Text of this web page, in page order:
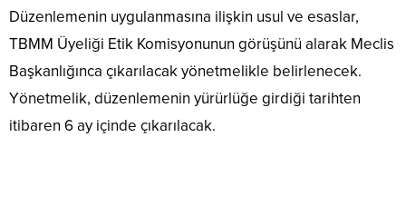
Düzenlemenin uygulanmasına ilişkin usul ve esaslar,
TBMM Üyeliği Etik Komisyonunun görüşünü alarak Meclis
Başkanlığınca çıkarılacak yönetmelikle belirlenecek.
Yönetmelik, düzenlemenin yürürlüğe girdiği tarihten
itibaren 6 ay içinde çıkarılacak.